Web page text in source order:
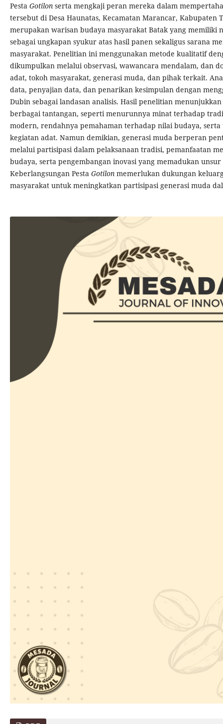
Pesta Gotilon serta mengkaji peran mereka dalam
tersebut di Desa Haunatas, Kecamatan Marancar, Kabupaten
merupakan warisan budaya masyarakat Batak yang memiliki
sebagai ungkapan syukur atas hasil panen sekaligus sarana
masyarakat. Penelitian ini menggunakan metode kualitatif
dikumpulkan melalui observasi, wawancara mendalam, dan
adat, tokoh masyarakat, generasi muda, dan pihak terkait.
data, penyajian data, dan penarikan kesimpulan dengan
Dubin sebagai landasan analisis. Hasil penelitian
berbagai tantangan, seperti menurunnya minat terhadap
modern, rendahnya pemahaman terhadap nilai budaya,
kegiatan adat. Namun demikian, generasi muda berperan
melalui partisipasi dalam pelaksanaan tradisi, pemanfaatan
budaya, serta pengembangan inovasi yang memadukan
Keberlangsungan Pesta Gotilon memerlukan dukungan
masyarakat untuk meningkatkan partisipasi generasi muda